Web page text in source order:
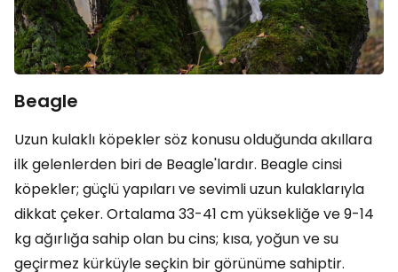
Beagle
Uzun kulaklı köpekler söz konusu olduğunda akıllara
ilk gelenlerden biri de Beagle'lardır. Beagle cinsi
köpekler; güçlü yapıları ve sevimli uzun kulaklarıyla
dikkat çeker. Ortalama 33-41 cm yüksekliğe ve 9-14
kg ağırlığa sahip olan bu cins; kısa, yoğun ve su
geçirmez kürküyle seçkin bir görünüme sahiptir.